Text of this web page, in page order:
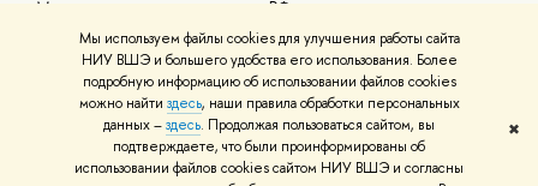
Мы используем файлы cookies для улучшения работы сайта
НИУ ВШЭ и большего удобства его использования. Более
подробную информацию об использовании файлов cookies
можно найти здесь, наши правила обработки персональных
данных –здесь. Продолжая пользоваться сайтом, вы
подтверждаете, что были проинформированы об
использовании файлов cookies сайтом НИУ ВШЭ и согласны
✖
Министерство просвещения РФ
https://elearning.hse.ru/mooc
Массовые открытые онлайн-курсы
© НИУ ВШЭ 1993–2026 Адреса и контактыУсловия
использования материалов Политика конфиденциальности